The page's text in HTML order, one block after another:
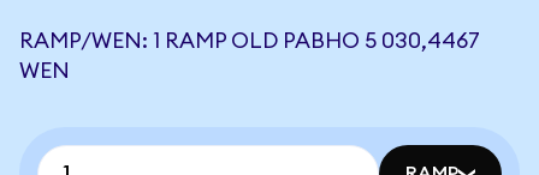
RAMP/WEN: 1 RAMP OLD РАВНО 5 030,4467
WEN